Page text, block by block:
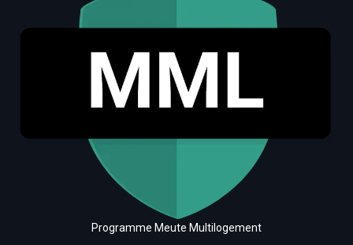
Programme Meute Multilogement